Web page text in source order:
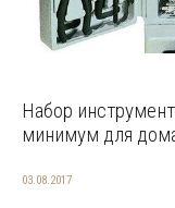
Набор
минимум для
03.08.2017